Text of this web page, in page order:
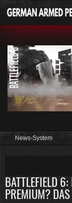
News-System
BATTLEFIELD
PREMIUM?